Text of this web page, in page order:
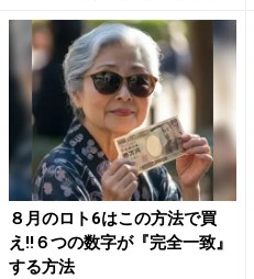
８月のロト6はこの方法で買
え!!６つの数字が『完全一致』
する方法